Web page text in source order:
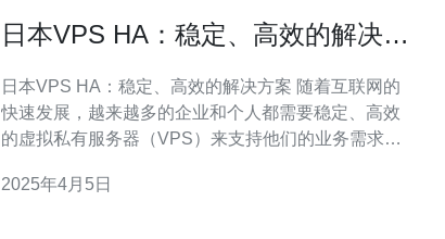
日本VPS HA：稳定、高效的解决方
日本VPS HA：稳定、高效的解决方案 随着互联网的
快速发展，越来越多的企业和个人都需要稳定、高效
的虚拟私有服务器（VPS）来支持他们的业务需求。
因为它拥有稳定的网络基础设施和先进的技术，能够
2025年4月5日